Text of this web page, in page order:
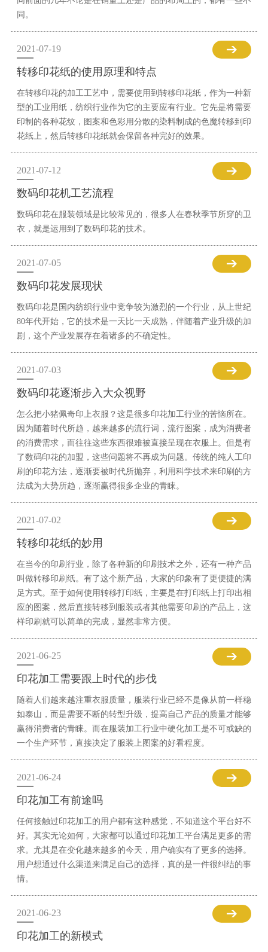
同。
2021-07-19
转移印花纸的使用原理和特点
在转移印花的加工工艺中，需要使用到转移印花纸，作为一种新
型的工业用纸，纺织行业作为它的主要应有行业。它先是将需要
印制的各种花纹，图案和色彩用分散的染料制成的色魔转移到印
花纸上，然后转移印花纸就会保留各种完好的效果。
2021-07-12
数码印花机工艺流程
数码印花在服装领域是比较常见的，很多人在春秋季节所穿的卫
衣，就是运用到了数码印花的技术。
2021-07-05
数码印花发展现状
数码印花是国内纺织行业中竞争较为激烈的一个行业，从上世纪
80年代开始，它的技术是一天比一天成熟，伴随着产业升级的加
剧，这个产业发展存在着诸多的不确定性。
2021-07-03
数码印花逐渐步入大众视野
怎么把小猪佩奇印上衣服？这是很多印花加工行业的苦恼所在。
因为随着时代所趋，越来越多的流行词，流行图案，成为消费者
的消费需求，而往往这些东西很难被直接呈现在衣服上。但是有
了数码印花的加盟，这些问题将不再成为问题。传统的纯人工印
刷的印花方法，逐渐要被时代所抛弃，利用科学技术来印刷的方
法成为大势所趋，逐渐赢得很多企业的青睐。
2021-07-02
转移印花纸的妙用
在当今的印刷行业，除了各种新的印刷技术之外，还有一种产品
叫做转移印刷纸。有了这个新产品，大家的印象有了更便捷的满
足方式。至于如何使用转移打印纸，主要是在打印纸上打印出相
应的图案，然后直接转移到服装或者其他需要印刷的产品上，这
样印刷就可以简单的完成，显然非常方便。
2021-06-25
印花加工需要跟上时代的步伐
随着人们越来越注重衣服质量，服装行业已经不是像从前一样稳
如泰山，而是需要不断的转型升级，提高自己产品的质量才能够
赢得消费者的青睐。而在服装加工行业中硬化加工是不可或缺的
一个生产环节，直接决定了服装上图案的好看程度。
2021-06-24
印花加工有前途吗
任何接触过印花加工的用户都有这种感觉，不知道这个平台好不
好。其实无论如何，大家都可以通过印花加工平台满足更多的需
求。尤其是在变化越来越多的今天，用户确实有了更多的选择。
用户想通过什么渠道来满足自己的选择，真的是一件很纠结的事
情。
2021-06-23
印花加工的新模式